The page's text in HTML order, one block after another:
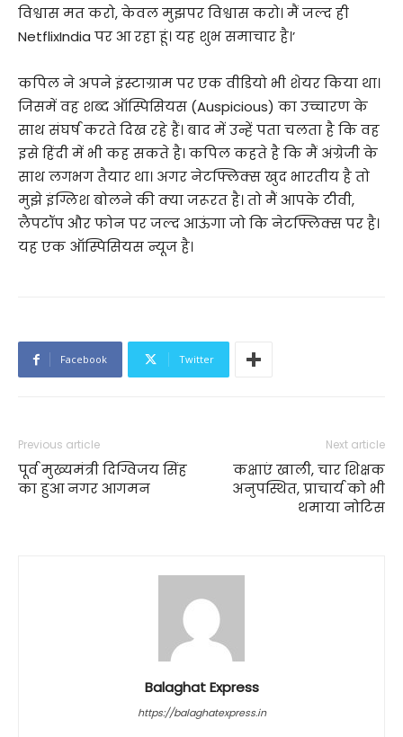
विश्वास मत करो, केवल मुझपर विश्वास करो। मैं जल्द ही
NetflixIndia पर आ रहा हूं। यह शुभ समाचार है।’
कपिल ने अपने इंस्टाग्राम पर एक वीडियो भी शेयर किया था।
जिसमें वह शब्द ऑस्पिसियस (Auspicious) का उच्चारण के
साथ संघर्ष करते दिख रहे हैं। बाद में उन्हें पता चलता है कि वह
इसे हिंदी में भी कह सकते है। कपिल कहते है कि मैं अंग्रेजी के
साथ लगभग तैयार था। अगर नेटफ्लिक्स खुद भारतीय है तो
मुझे इंग्लिश बोलने की क्या जरूरत है। तो मैं आपके टीवी,
लैपटॉप और फोन पर जल्द आऊंगा जो कि नेटफ्लिक्स पर है।
यह एक ऑस्पिसियस न्यूज है।
Facebook Twitter
Previous article
पूर्व मुख्यमंत्री दिग्विजय सिंह
का हुआ नगर आगमन
Next article
कक्षाएं खाली, चार शिक्षक
अनुपस्थित, प्राचार्य को भी
थमाया नोटिस
Balaghat Express
https://balaghatexpress.in